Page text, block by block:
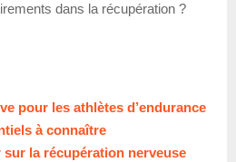
dans la récupération ?
pour les athlètes d’endurance
à connaître
sur la récupération nerveuse